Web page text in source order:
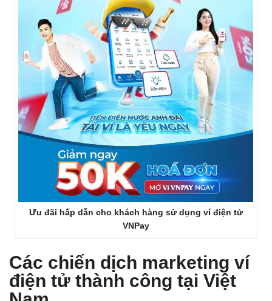
Ưu đãi hấp dẫn cho khách hàng sử dụng ví điện tử
VNPay
Các chiến dịch marketing ví
điện tử thành công tại Việt